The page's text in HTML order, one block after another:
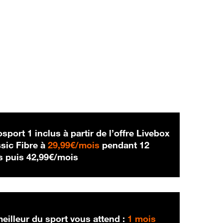
1 inclus à partir de l’offre Livebox
Fibre à29,99€/mois 29,99 € par mois
pendant 12
puis42,99€/mois
du sport vous attend : 1 mois